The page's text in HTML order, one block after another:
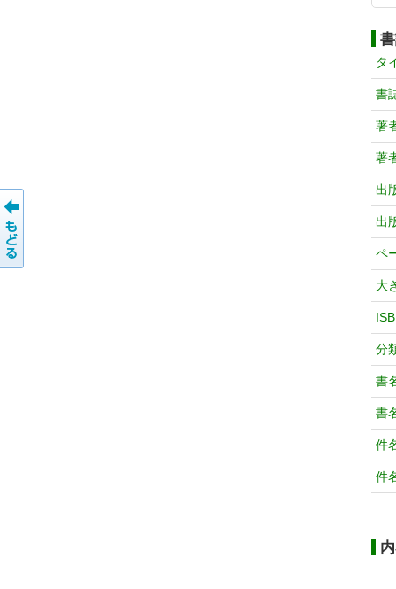
タ
書
著
著
出
出
ペ
大
分
書
書
件
件